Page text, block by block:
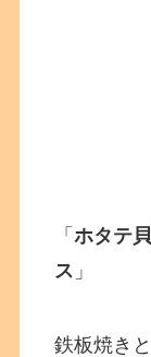
「ホタテ
ス 」
鉄板焼き